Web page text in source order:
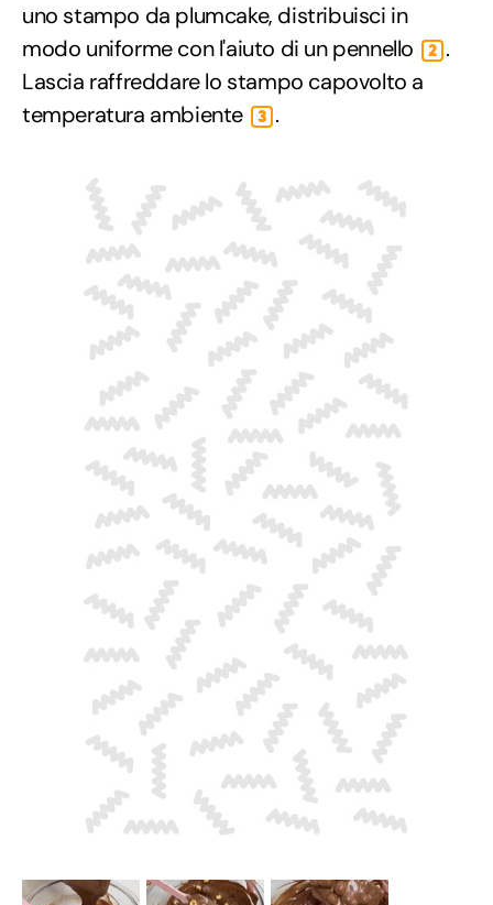
uno stampo da plumcake, distribuisci in
modo uniforme con l'aiuto di un pennello
2 .
Lascia raffreddare lo stampo capovolto a
temperatura ambiente
3 .